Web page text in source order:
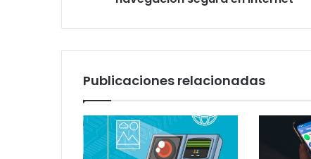
Publicaciones relacionadas